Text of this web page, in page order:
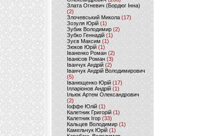
Злата Огневич (Бордюг Інна)
(2)
Злочевський Микола(17)
Зозуля Юрій (1)
Зубик Володимир (2)
Зубко Геннадій (1)
Зуєв Максим(1)
Зюков Юрій (1)
Іваненко Роман (2)
Іванісов Роман (3)
Іванчук Андрій(2)
Іванчук Андрій Володимирович
(5)
Іванющенко Юрій (17)
Ілларіонов Андрій (1)
Ільюк Артем Олександрович
(2)
Іоффе Юлій (1)
Калетник Григорій(1)
Калетник Ігор (33)
Кальцев Володимир(1)
Камельчук Юрій (1)